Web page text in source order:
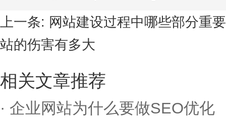
上一条: 网站建设过程中哪些部分重要
站的伤害有多大
相关文章推荐
· 企业网站为什么要做SEO优化